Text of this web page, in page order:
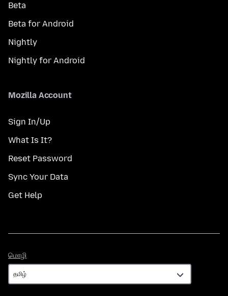
Beta
Beta for Android
Nightly
Nightly for Android
Mozilla Account
Sign In/Up
What Is It?
Reset Password
Sync Your Data
Get Help
மொழி